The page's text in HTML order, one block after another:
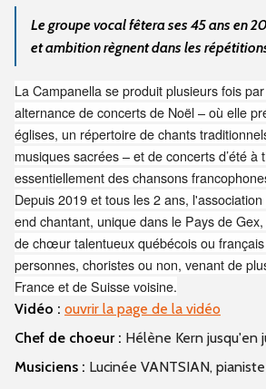
Le groupe vocal fêtera ses 45 ans en
et ambition règnent dans les
La Campanella se produit plusieurs fois
alternance de concerts de Noël – où elle
églises, un répertoire de chants
musiques sacrées – et de concerts d’été à
essentiellement des chansons
Depuis 2019 et tous les 2 ans,
end chantant, unique dans le Pays de
de chœur talentueux québécois ou
personnes, choristes ou non, venant de
France et de Suisse voisine.
Vidéo : ouvrir la page de la vidéo
Chef de choeur : Hélène Kern jusqu'en
Musiciens : Lucinée VANTSIAN, pianiste